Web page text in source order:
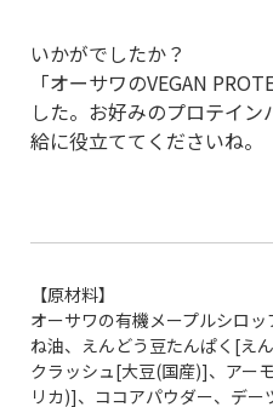
いかがでしたか？
「オーサワのVEGAN
した。お好みのプロテイ
給に役立ててくださいね。
【原材料】
オーサワの有機メープルシロ
ね油、えんどう豆たんぱく[え
クラッシュ[大豆(国産)]、アー
リカ)]、ココアパウダー、デ